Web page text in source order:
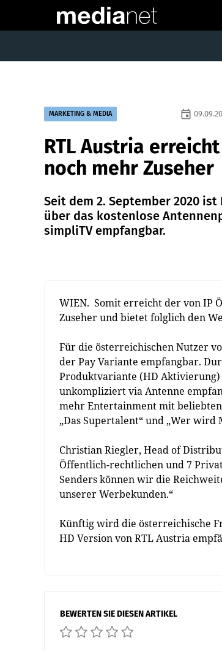
MARKETING & MEDIA event
RTL Austria
noch mehr Zuseher
Seit dem 2. September 2020 ist
über das kostenlose
simpliTV empfangbar.
WIEN. Somit erreicht der von IP
Zuseher und bietet folglich den
Für die österreichischen Nutzer
der Pay Variante empfangbar.
Produktvariante (HD Aktivierung)
unkompliziert via Antenne
mehr Entertainment mit beliebten
„Das Supertalent“ und „Wer wird
Christian Riegler, Head of
Öffentlich-rechtlichen und 7
Senders können wir die
unserer Werbekunden.“
Künftig wird die österreichische
HD Version von RTL Austria
BEWERTEN SIE DIESEN ARTIKEL